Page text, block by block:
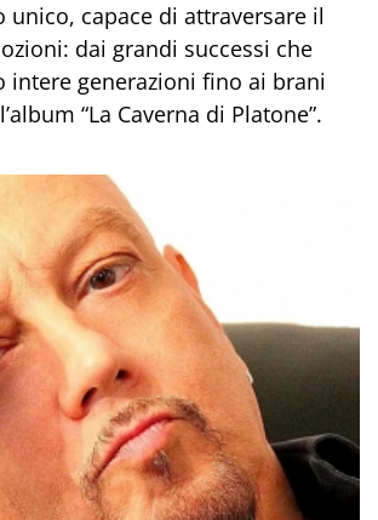
unico, capace di attraversare il
dai grandi successi che
intere generazioni fino ai brani
“La Caverna di Platone”.